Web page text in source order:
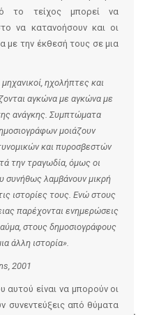
το τείχος μπορεί να
να κατανοήσουν και οι
με την έκθεσή τους σε μια
ηχολήπτες και
αγκώνα με αγκώνα με
ανάγκης. Συμπτώματα
μοιάζουν
και πυροσβεστών
την τραγωδία, όμως οι
συνήθως λαμβάνουν μικρή
ιστορίες τους. Ενώ στους
παρέχονται ενημερώσεις
στους δημοσιογράφους
άλλη ιστορία».
, 2001
αυτού είναι να μπορούν οι
συνεντεύξεις από θύματα